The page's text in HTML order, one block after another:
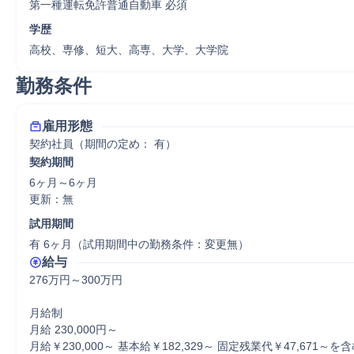
第一種運転免許普通自動車 必須
学歴
高校、専修、短大、高専、大学、大学院
勤務条件
雇用形態
契約社員（期間の定め： 有）
契約期間
6ヶ月～6ヶ月
更新：無
試用期間
有 6ヶ月（試用期間中の勤務条件：変更無）
給与
276万円～300万円
月給制
月給 230,000円～
月給￥230,000～ 基本給￥182,329～ 固定残業代￥47,671～を